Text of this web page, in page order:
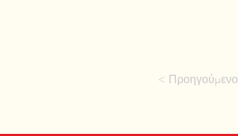
< Προηγούμενο